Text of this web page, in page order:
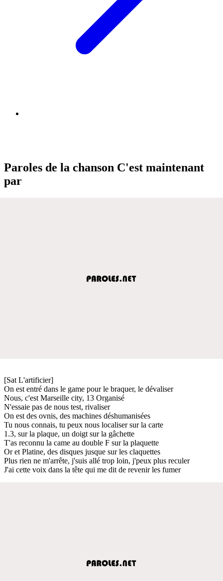
Paroles de la chanson C'est maintenant
par
[Sat L'artificier]
On est entré dans le game pour le braquer, le dévaliser
Nous, c'est Marseille city, 13 Organisé
N'essaie pas de nous test, rivaliser
On est des ovnis, des machines déshumanisées
Tu nous connais, tu peux nous localiser sur la carte
1.3, sur la plaque, un doigt sur la gâchette
T'as reconnu la came au double F sur la plaquette
Or et Platine, des disques jusque sur les claquettes
Plus rien ne m'arrêtе, j'suis allé trop loin, j'peux plus reculer
J'ai cеtte voix dans la tête qui me dit de revenir les fumer